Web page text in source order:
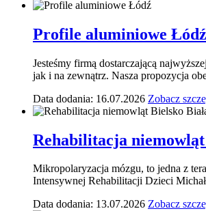
Profile aluminiowe Łódź
Jesteśmy firmą dostarczającą
jak i na zewnątrz. Nasza propozycja
Data dodania: 16.07.2026 Zobacz
Rehabilitacja niemowląt
Mikropolaryzacja mózgu, to jedna z
Intensywnej Rehabilitacji Dzieci
Data dodania: 13.07.2026 Zobacz